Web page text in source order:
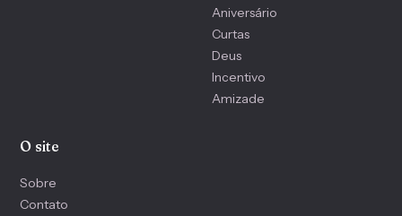
Aniversário
Curtas
Deus
Incentivo
Amizade
O site
Sobre
Contato